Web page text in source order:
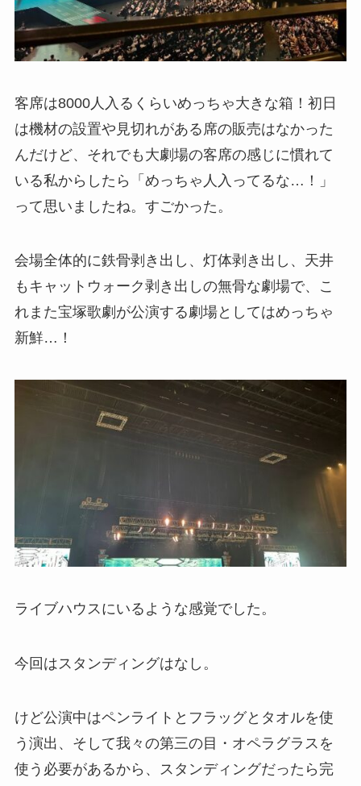
客席は8000人入るくらいめっちゃ大きな箱！初日
は機材の設置や見切れがある席の販売はなかった
んだけど、それでも大劇場の客席の感じに慣れて
いる私からしたら「めっちゃ人入ってるな…！」
って思いましたね。すごかった。
会場全体的に鉄骨剥き出し、灯体剥き出し、天井
もキャットウォーク剥き出しの無骨な劇場で、こ
れまた宝塚歌劇が公演する劇場としてはめっちゃ
新鮮…！
ライブハウスにいるような感覚でした。
今回はスタンディングはなし。
けど公演中はペンライトとフラッグとタオルを使
う演出、そして我々の第三の目・オペラグラスを
使う必要があるから、スタンディングだったら完